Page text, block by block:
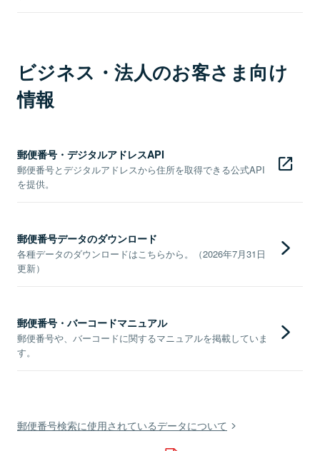
ビジネス・法人のお客さま向け
情報
郵便番号・デジタルアドレスAPI
郵便番号とデジタルアドレスから住所を取得できる公式API
を提供。
郵便番号データのダウンロード
各種データのダウンロードはこちらから。（2026年7月31日
更新）
郵便番号・バーコードマニュアル
郵便番号や、バーコードに関するマニュアルを掲載していま
す。
郵便番号検索に使用されているデータについて